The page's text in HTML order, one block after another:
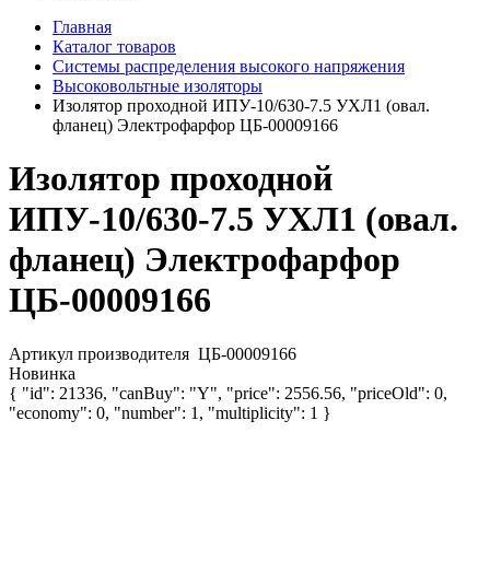
Главная
Каталог товаров
Системы распределения высокого напряжения
Высоковольтные изоляторы
Изолятор проходной ИПУ-10/630-7.5 УХЛ1 (овал.
фланец) Электрофарфор ЦБ-00009166
Изолятор проходной
ИПУ-10/630-7.5 УХЛ1 (овал.
фланец) Электрофарфор
ЦБ-00009166
Артикул производителя ЦБ-00009166
Новинка
{ "id": 21336, "canBuy": "Y", "price": 2556.56, "priceOld": 0,
"economy": 0, "number": 1, "multiplicity": 1 }